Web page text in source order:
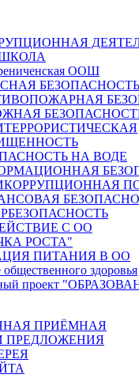
ООШ
БЕЗОПАСНОСТЬ
НА ВОДЕ
С ОО
РОСТА"
ПИТАНИЯ В ОО
здоровья
проект
ПРИЁМНАЯ
ПРЕДЛОЖЕНИЯ